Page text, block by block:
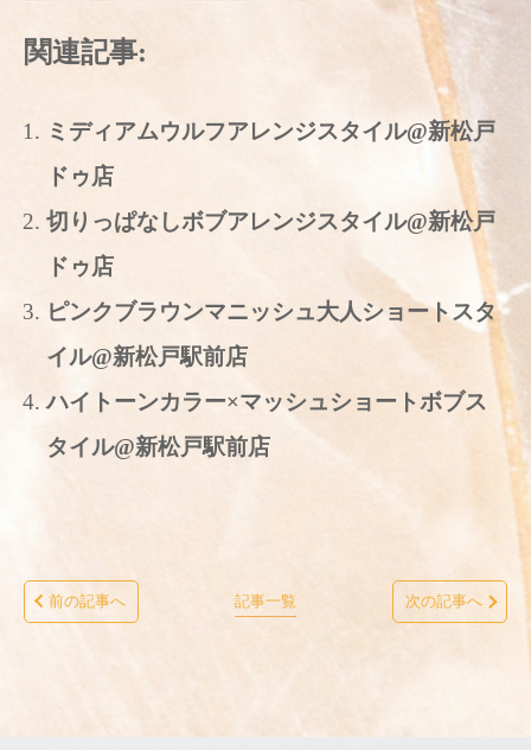
関連記事:
ミディアムウルフアレンジスタイル@新松戸
ドゥ店
切りっぱなしボブアレンジスタイル@新松戸
ドゥ店
ピンクブラウンマニッシュ大人ショートスタ
イル@新松戸駅前店
ハイトーンカラー×マッシュショートボブス
タイル@新松戸駅前店
前の記事へ 記事一覧 次の記事へ